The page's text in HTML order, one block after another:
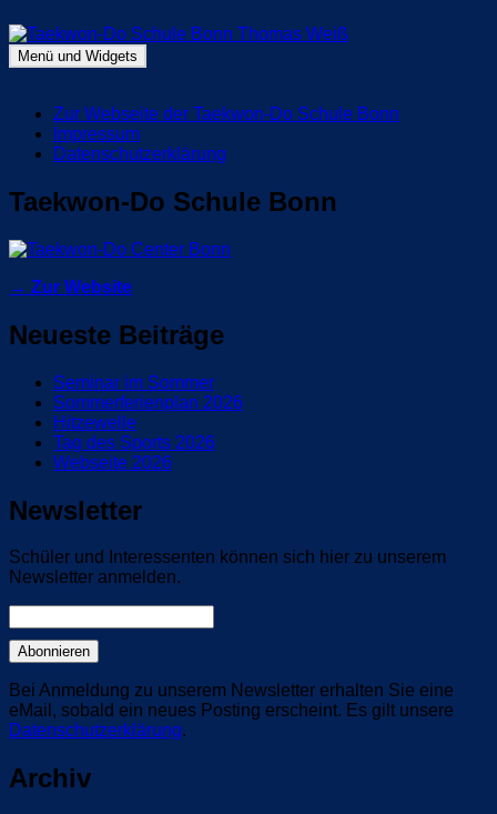
Inhalt
springen
Taekwon-Do Schule Bonn Thomas Weiß
Blog Taekwon-Do Schule Bonn
Menü und Widgets
Zur Webseite der Taekwon-Do Schule Bonn
Impressum
Datenschutzerklärung
Taekwon-Do Schule Bonn
→ Zur Website
Neueste Beiträge
Seminar im Sommer
Sommerferienplan 2026
Hitzewelle
Tag des Sports 2026
Webseite 2026
Newsletter
Schüler und Interessenten können sich hier zu unserem
Newsletter anmelden.
Bei Anmeldung zu unserem Newsletter erhalten Sie eine
eMail, sobald ein neues Posting erscheint. Es gilt unsere
Datenschutzerklärung.
Archiv